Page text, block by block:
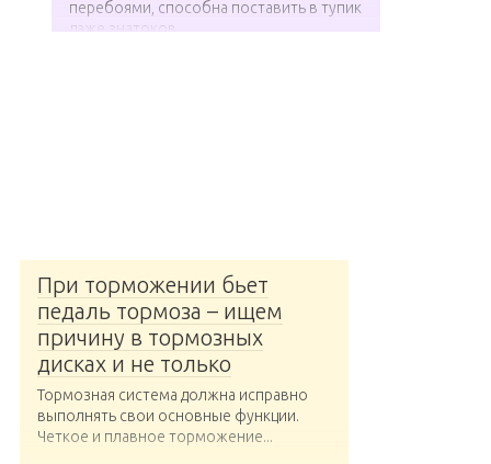
перебоями, способна поставить в тупик
даже знатоков....
При торможении бьет
педаль тормоза – ищем
причину в тормозных
дисках и не только
Тормозная система должна исправно
выполнять свои основные функции.
Четкое и плавное торможение...